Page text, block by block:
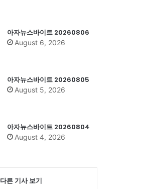
아자뉴스바이트 20260806
August 6, 2026
아자뉴스바이트 20260805
August 5, 2026
아자뉴스바이트 20260804
August 4, 2026
다른 기사 보기